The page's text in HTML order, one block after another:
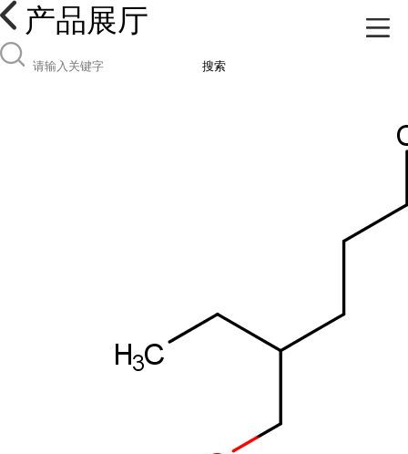
产品展厅
搜索